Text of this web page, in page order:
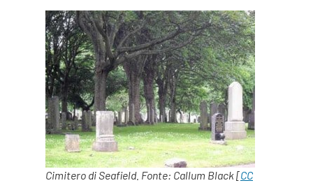
Cimitero di Seafield. Fonte: Callum Black [CC